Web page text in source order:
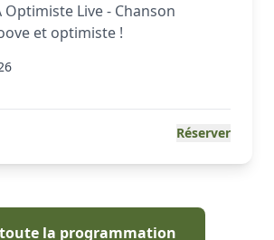
Optimiste Live - Chanson
et optimiste !
Réserver
la programmation